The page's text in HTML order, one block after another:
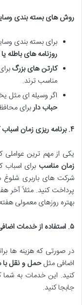
روش های بسته بندی
برای بسته بندی
روزنامه های باطله
کارتن های بزرگ
مناسب ترند.
اگر وسیله ای مثل
حباب داربرای
۴.برنامه ریزی زمان
یکی از مهم ترین
زمان مناسب برای
شرکت های باربری شلوغ
پرداخت کنید. مثلاً آخر
بهتره روزهای معمولی
۵. استفاده از خدمات
در صورتی که هزینه ها
اضافی مثلحمل و نقل با
کنید. این خدمات به
جابجا کنید.